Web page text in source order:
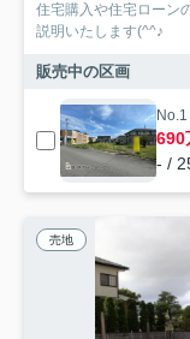
住宅購入や住宅ローン
説明いたします(^^♪
販売中の区画
No.1
690
- /
売地